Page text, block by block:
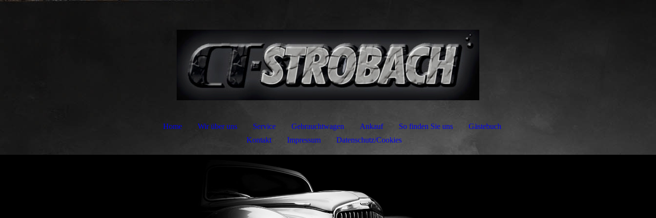
Home Wir über uns Service Gebrauchtwagen Ankauf So finden Sie uns
Gästebuch
Kontakt
Impressum Datenschutz/Cookies